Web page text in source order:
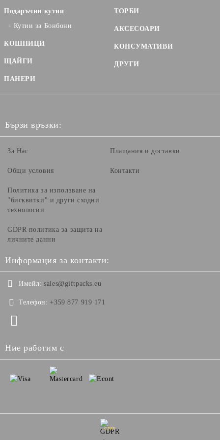
Подаръчни кутии
Кутии за Бонбони
КОШНИЦИ
ЩАЙГИ
ПАНЕРИ
ТОРБИ
АКСЕСОАРИ
КОНСУМАТИВИ
ДРУГИ
Бързи връзки:
За Нас
Общи условия
Политика за използване на
"бисквитки" и други сходни
технологии
GDPR политика за защита на
личните данни
Плащания и доставки
Контакти
Информация за контакти:
Имейл: sales@giftpacks.eu
Телефон: +359 877 919 171
Ние работим с
GDPR